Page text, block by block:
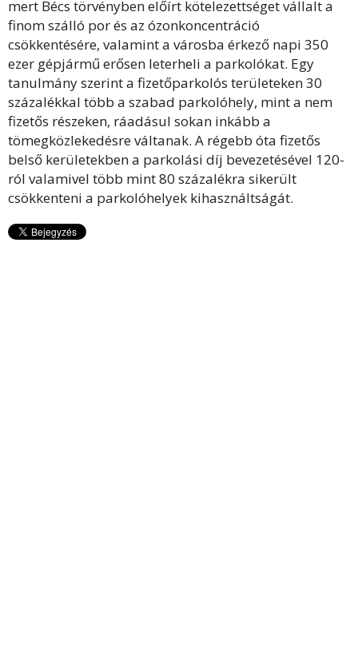
mert Bécs törvényben előírt kötelezettséget vállalt a
finom szálló por és az ózonkoncentráció
csökkentésére, valamint a városba érkező napi 350
ezer gépjármű erősen leterheli a parkolókat. Egy
tanulmány szerint a fizetőparkolós területeken 30
százalékkal több a szabad parkolóhely, mint a nem
fizetős részeken, ráadásul sokan inkább a
tömegközlekedésre váltanak. A régebb óta fizetős
belső kerületekben a parkolási díj bevezetésével 120-
ról valamivel több mint 80 százalékra sikerült
csökkenteni a parkolóhelyek kihasználtságát.